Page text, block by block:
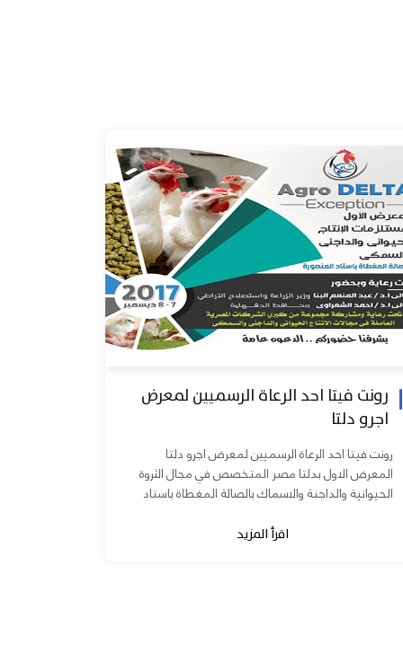
رونت فيتا احد الرعاة الرسميين لمعرض
اجرو دلتا
رونت فيتا احد الرعاة الرسميين لمعرض اجرو دلتا
المعرض الاول بدلتا مصر المتخصص في مجال الثروة
الحيوانية والداجنة والاسماك بالصالة المغطاة باستاد
اقرأ المزيد